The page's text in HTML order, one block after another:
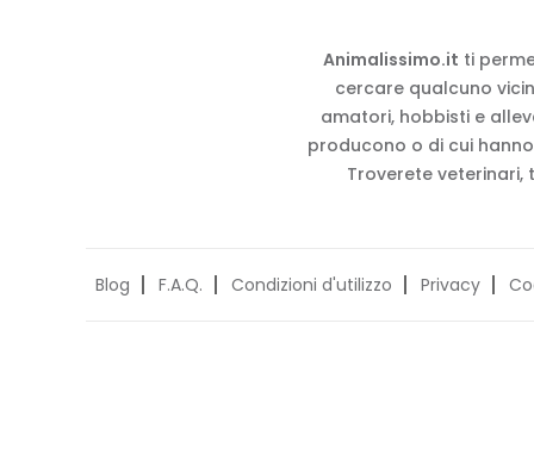
Animalissimo.it ti
cercare qualcuno
amatori, hobbisti e
producono o di cui
Troverete
Blog F.A.Q. Condizioni d'utilizzo Privacy